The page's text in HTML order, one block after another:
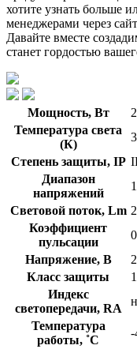
хотите узнать больше
менеджерами через
Давайте вместе
станет гордостью
Мощность, Вт
Температура света
(К)
Степень защиты, IP
Диапазон
напряжений
Световой поток, Lm
Коэффициент
пульсации
Напряжение, В
Класс защиты
1
Индекс
светопередачи, RA
Температура
работы, ˚С
-